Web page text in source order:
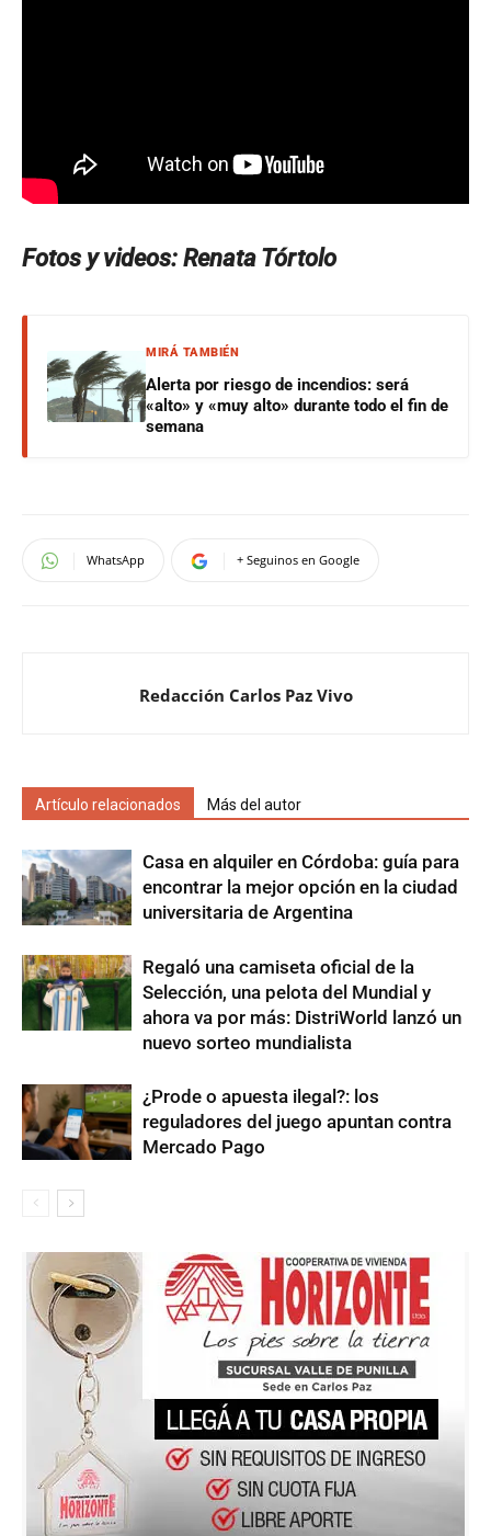
Fotos y videos: Renata Tórtolo
MIRÁ TAMBIÉN
Alerta por riesgo de incendios: será
«alto» y «muy alto» durante todo el fin de
semana
WhatsApp + Seguinos en Google
Redacción Carlos Paz Vivo
Artículo relacionados Más del autor
Casa en alquiler en Córdoba: guía para
encontrar la mejor opción en la ciudad
universitaria de Argentina
Regaló una camiseta oficial de la
Selección, una pelota del Mundial y
ahora va por más: DistriWorld lanzó un
nuevo sorteo mundialista
¿Prode o apuesta ilegal?: los
reguladores del juego apuntan contra
Mercado Pago